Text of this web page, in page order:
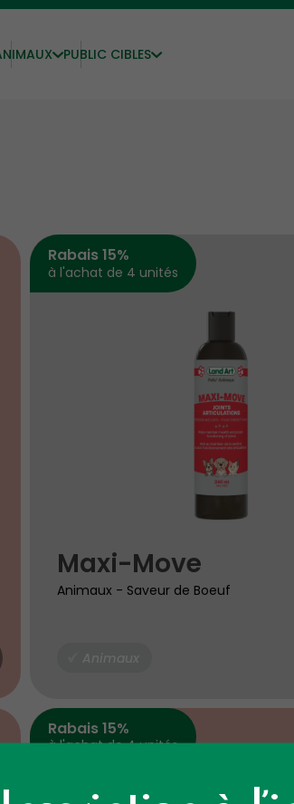
PUBLIC CIBLES
AU PANIER
Rabais 15%
à l'achat de 4 unités
Maxi-Move
Animaux - Saveur de Boeuf
Animaux
Rabais 15%
à l'achat de 4 unités